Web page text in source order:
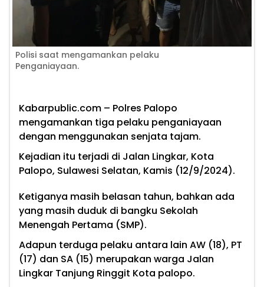
Polisi saat mengamankan pelaku
Penganiayaan.
Kabarpublic.com – Polres Palopo
mengamankan tiga pelaku penganiayaan
dengan menggunakan senjata tajam.
Kejadian itu terjadi di Jalan Lingkar, Kota
Palopo, Sulawesi Selatan, Kamis (12/9/2024).
Ketiganya masih belasan tahun, bahkan ada
yang masih duduk di bangku Sekolah
Menengah Pertama (SMP).
Adapun terduga pelaku antara lain AW (18), PT
(17) dan SA (15) merupakan warga Jalan
Lingkar Tanjung Ringgit Kota palopo.